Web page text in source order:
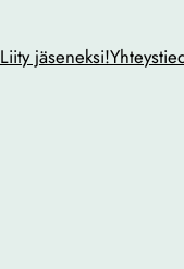
Liity jäseneksi!